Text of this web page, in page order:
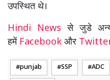
उपस्थित थे।
Hindi Newsसे जुडे
हमें Facebook और
punjab SSP ADC